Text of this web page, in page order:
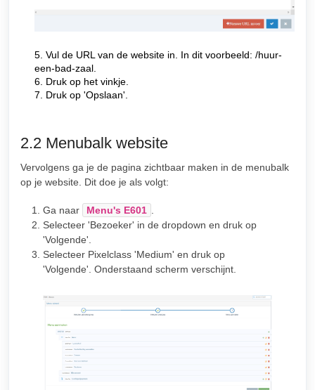
5. Vul de URL van de website in. In dit voorbeeld: /huur-
een-bad-zaal.
6. Druk op het vinkje.
7. Druk op 'Opslaan'.
2.2 Menubalk website
Vervolgens ga je de pagina zichtbaar maken in de menubalk
op je website. Dit doe je als volgt:
Ga naar Menu's E601
Selecteer 'Bezoeker' in de dropdown en druk op
'Volgende'.
Selecteer Pixelclass 'Medium' en druk op
'Volgende'. Onderstaand scherm verschijnt.